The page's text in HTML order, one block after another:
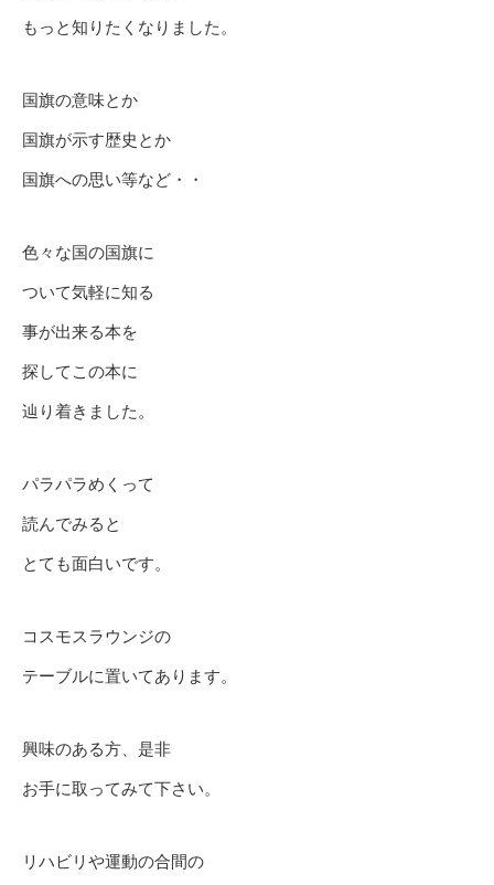
もっと知りたくなりました。
国旗の意味とか
国旗が示す歴史とか
国旗への思い等など・・
色々な国の国旗に
ついて気軽に知る
事が出来る本を
探してこの本に
辿り着きました。
パラパラめくって
読んでみると
とても面白いです。
コスモスラウンジの
テーブルに置いてあります。
興味のある方、是非
お手に取ってみて下さい。
リハビリや運動の合間の